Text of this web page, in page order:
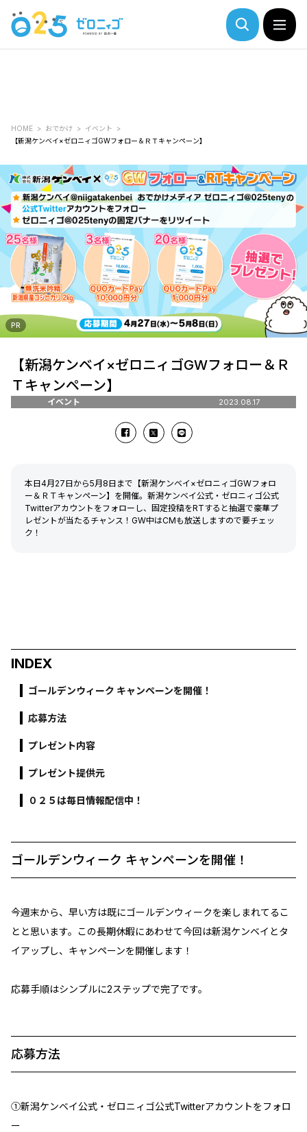
HOME おでかけ
イベント
【新潟ケンベイ×ゼロニィゴGWフォロー＆ＲＴキャンペーン】
PR
【新潟ケンベイ×ゼロニィゴGWフォロー＆Ｒ
Ｔキャンペーン】
イベント 2023.08.17
本日4月27日から5月8日まで【新潟ケンベイ×ゼロニィゴGWフォロ
ー＆ＲＴキャンペーン】を開催。新潟ケンベイ公式・ゼロニィゴ公式
Twitterアカウントをフォローし、固定投稿をRTすると抽選で豪華プ
レゼントが当たるチャンス！GW中はCMも放送しますので要チェッ
ク！
INDEX
ゴールデンウィーク キャンペーンを開催！
応募方法
プレゼント内容
プレゼント提供元
０２５は毎日情報配信中！
ゴールデンウィーク キャンペーンを開催！
今週末から、早い方は既にゴールデンウィークを楽しまれてるこ
とと思います。この長期休暇にあわせて今回は新潟ケンベイとタ
イアップし、キャンペーンを開催します！
応募手順はシンプルに2ステップで完了です。
応募方法
①新潟ケンベイ公式・ゼロニィゴ公式Twitterアカウントをフォロ
ー